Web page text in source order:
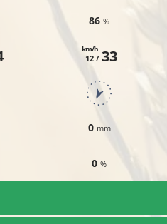
86%
12 /
km/h 33
0 mm
0%